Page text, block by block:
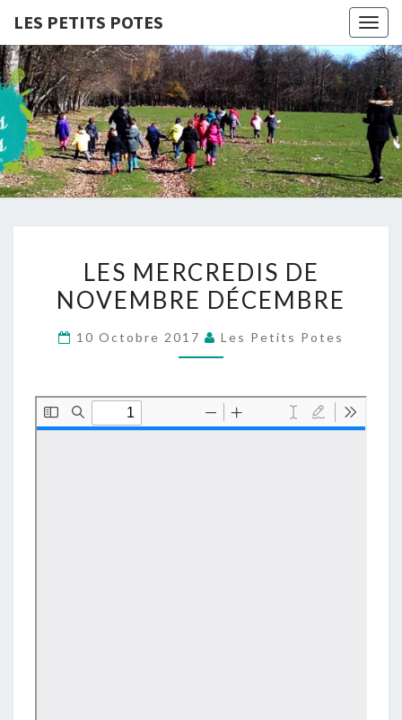
LES PETITS POTES
LES
PETITS
POTES
Association
D'accueil
De Loisirs
MERCREDIS
DE
DÉCEMBRE
LES MERCREDIS DE
NOVEMBRE DÉCEMBRE
10 Octobre 2017 Les Petits Potes